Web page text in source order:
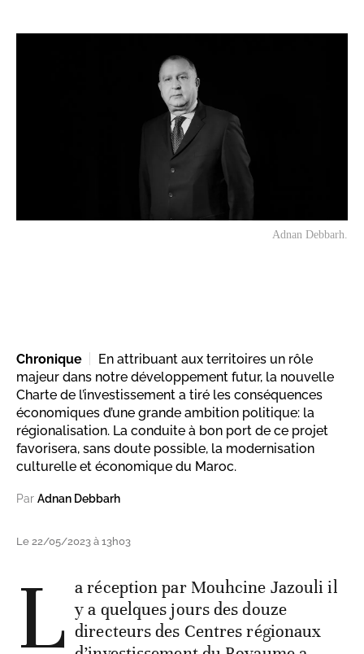
Adnan Debbarh.
Chronique
En attribuant aux territoires un rôle
majeur dans notre développement futur, la nouvelle
Charte de l’investissement a tiré les conséquences
économiques d’une grande ambition politique: la
régionalisation. La conduite à bon port de ce projet
favorisera, sans doute possible, la modernisation
culturelle et économique du Maroc.
Par Adnan Debbarh
Le 22/05/2023 à 13h03
L a réception par Mouhcine Jazouli il
y a quelques jours des douze
directeurs des Centres régionaux